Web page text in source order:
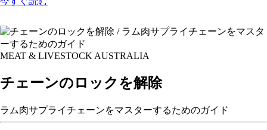
MEAT & LIVESTOCK AUSTRALIA
チェーンのロックを解除
ラム肉サプライチェーンをマスターするためのガイド